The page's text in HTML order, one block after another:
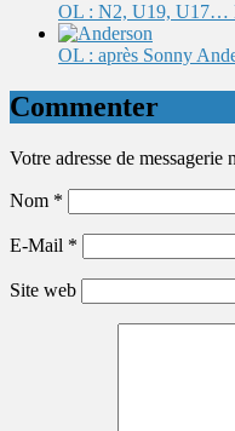
OL : N2, U19, U17…
OL : après Sonny
Commenter
Votre adresse de
Nom *
E-Mail *
Site web